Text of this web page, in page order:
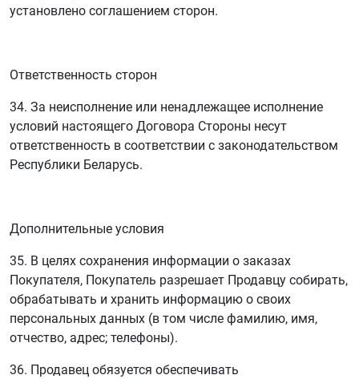
установлено соглашением сторон.
Ответственность сторон
34. За неисполнение или ненадлежащее исполнение
условий настоящего Договора Стороны несут
ответственность в соответствии с законодательством
Республики Беларусь.
Дополнительные условия
35. В целях сохранения информации о заказах
Покупателя, Покупатель разрешает Продавцу собирать,
обрабатывать и хранить информацию о своих
персональных данных (в том числе фамилию, имя,
отчество, адрес; телефоны).
36. Продавец обязуется обеспечивать